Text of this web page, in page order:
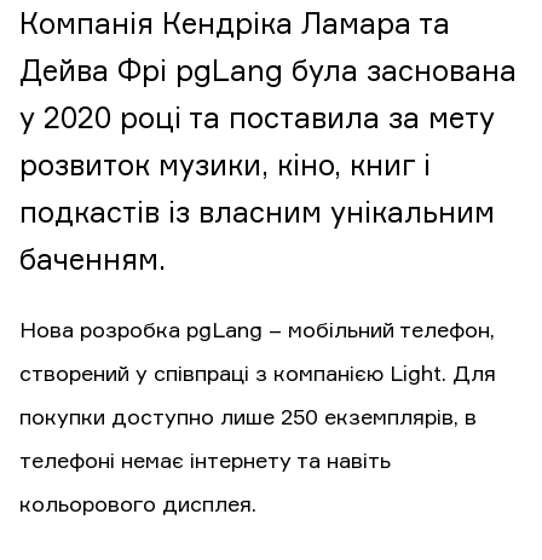
Компанія Кендріка Ламара та
Дейва Фрі pgLang була заснована
у 2020 році та поставила за мету
розвиток музики, кіно, книг і
подкастів із власним унікальним
баченням.
Нова розробка pgLang – мобільний телефон,
створений у співпраці з компанією Light. Для
покупки доступно лише 250 екземплярів, в
телефоні немає інтернету та навіть
кольорового дисплея.